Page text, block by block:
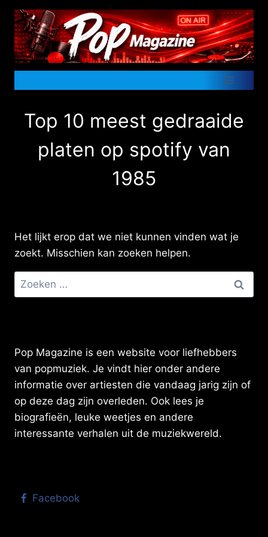
Doorgaan
naar
inhoud
Top 10 meest gedraaide
platen op spotify van
1985
Het lijkt erop dat we niet kunnen vinden wat je
zoekt. Misschien kan zoeken helpen.
Zoeken
naar:
Pop Magazine is een website voor liefhebbers
van popmuziek. Je vindt hier onder andere
informatie over artiesten die vandaag jarig zijn of
op deze dag zijn overleden. Ook lees je
biografieën, leuke weetjes en andere
interessante verhalen uit de muziekwereld.
Facebook